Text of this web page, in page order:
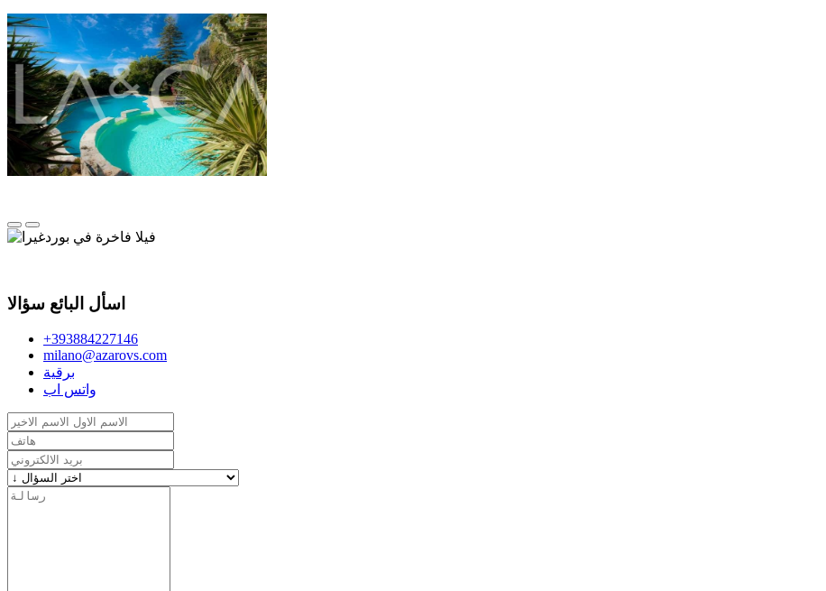
اسأل البائع سؤالا
+393884227146
milano@azarovs.com
برقية
واتس اب